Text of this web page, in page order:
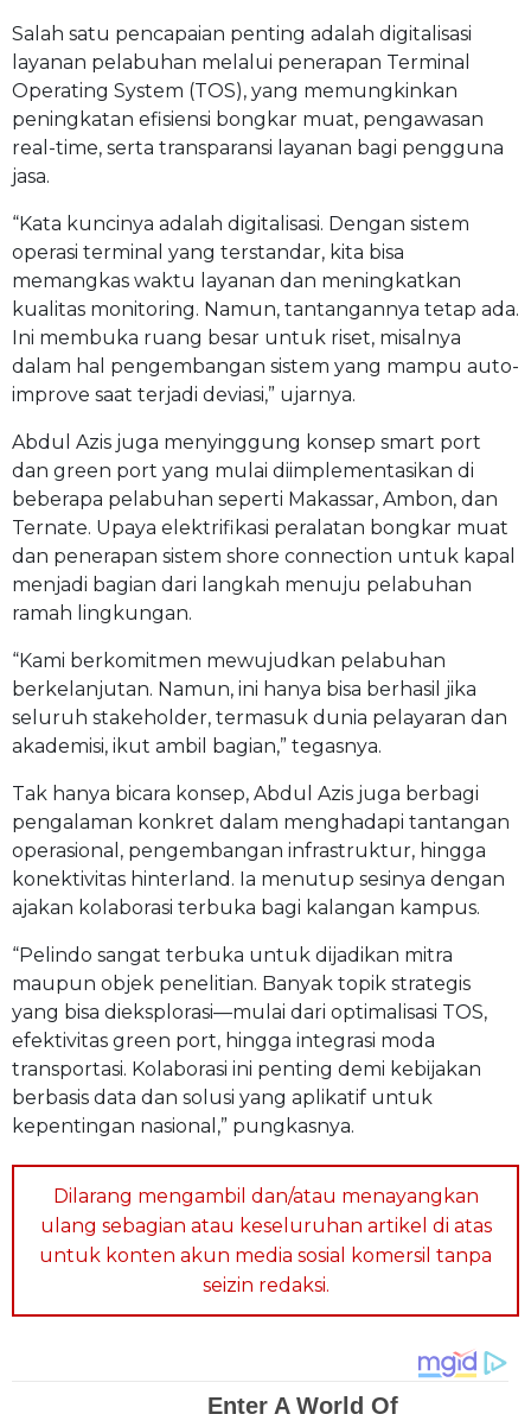
Salah satu pencapaian penting adalah digitalisasi
layanan pelabuhan melalui penerapan Terminal
Operating System (TOS), yang memungkinkan
peningkatan efisiensi bongkar muat, pengawasan
real-time, serta transparansi layanan bagi pengguna
jasa.
“Kata kuncinya adalah digitalisasi. Dengan sistem
operasi terminal yang terstandar, kita bisa
memangkas waktu layanan dan meningkatkan
kualitas monitoring. Namun, tantangannya tetap ada.
Ini membuka ruang besar untuk riset, misalnya
dalam hal pengembangan sistem yang mampu auto-
improve saat terjadi deviasi,” ujarnya.
Abdul Azis juga menyinggung konsep smart port
dan green port yang mulai diimplementasikan di
beberapa pelabuhan seperti Makassar, Ambon, dan
Ternate. Upaya elektrifikasi peralatan bongkar muat
dan penerapan sistem shore connection untuk kapal
menjadi bagian dari langkah menuju pelabuhan
ramah lingkungan.
“Kami berkomitmen mewujudkan pelabuhan
berkelanjutan. Namun, ini hanya bisa berhasil jika
seluruh stakeholder, termasuk dunia pelayaran dan
akademisi, ikut ambil bagian,” tegasnya.
Tak hanya bicara konsep, Abdul Azis juga berbagi
pengalaman konkret dalam menghadapi tantangan
operasional, pengembangan infrastruktur, hingga
konektivitas hinterland. Ia menutup sesinya dengan
ajakan kolaborasi terbuka bagi kalangan kampus.
“Pelindo sangat terbuka untuk dijadikan mitra
maupun objek penelitian. Banyak topik strategis
yang bisa dieksplorasi—mulai dari optimalisasi TOS,
efektivitas green port, hingga integrasi moda
transportasi. Kolaborasi ini penting demi kebijakan
berbasis data dan solusi yang aplikatif untuk
kepentingan nasional,” pungkasnya.
Dilarang mengambil dan/atau menayangkan
ulang sebagian atau keseluruhan artikel di atas
untuk konten akun media sosial komersil tanpa
seizin redaksi.